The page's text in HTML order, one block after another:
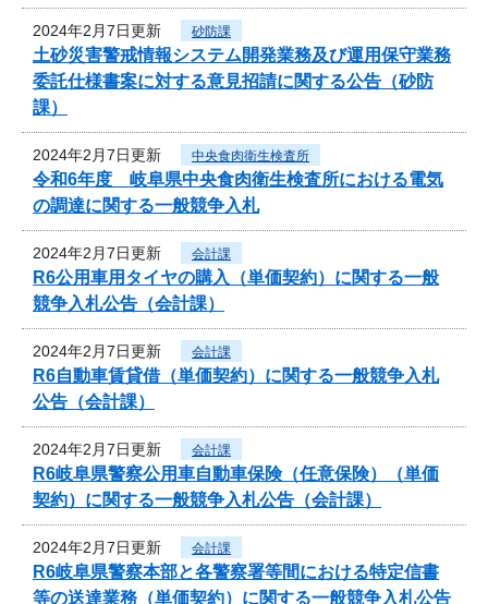
2024年2月7日更新 砂防課
土砂災害警戒情報システム開発業務及び運用保守業務
委託仕様書案に対する意見招請に関する公告（砂防
課）
2024年2月7日更新 中央食肉衛生検査所
令和6年度 岐阜県中央食肉衛生検査所における電気
の調達に関する一般競争入札
2024年2月7日更新 会計課
R6公用車用タイヤの購入（単価契約）に関する一般
競争入札公告（会計課）
2024年2月7日更新 会計課
R6自動車賃貸借（単価契約）に関する一般競争入札
公告（会計課）
2024年2月7日更新 会計課
R6岐阜県警察公用車自動車保険（任意保険）（単価
契約）に関する一般競争入札公告（会計課）
2024年2月7日更新 会計課
R6岐阜県警察本部と各警察署等間における特定信書
等の送達業務（単価契約）に関する一般競争入札公告